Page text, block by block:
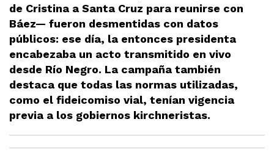
de Cristina a Santa Cruz para reunirse con
Báez— fueron desmentidas con datos
públicos: ese día, la entonces presidenta
encabezaba un acto transmitido en vivo
desde Río Negro. La campaña también
destaca que todas las normas utilizadas,
como el fideicomiso vial, tenían vigencia
previa a los gobiernos kirchneristas.